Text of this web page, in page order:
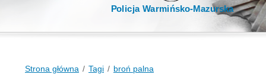
Policja Warmińsko-Mazurska
Strona główna Tagi broń palna